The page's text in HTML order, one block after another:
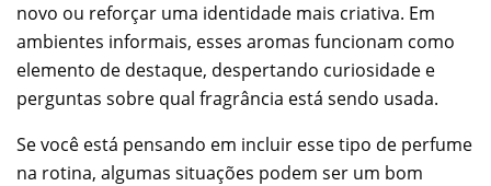
novo ou reforçar uma identidade mais criativa. Em
ambientes informais, esses aromas funcionam como
elemento de destaque, despertando curiosidade e
perguntas sobre qual fragrância está sendo usada.
Se você está pensando em incluir esse tipo de perfume
na rotina, algumas situações podem ser um bom